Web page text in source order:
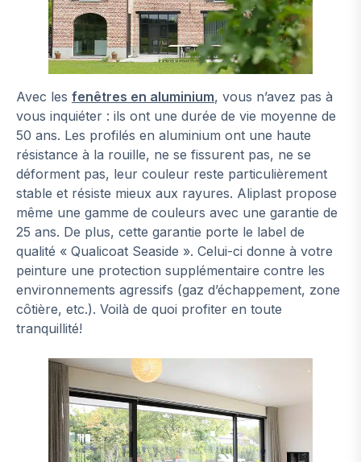
Avec les fenêtres en aluminium, vous n’avez pas à
vous inquiéter : ils ont une durée de vie moyenne de
50 ans. Les profilés en aluminium ont une haute
résistance à la rouille, ne se fissurent pas, ne se
déforment pas, leur couleur reste particulièrement
stable et résiste mieux aux rayures. Aliplast propose
même une gamme de couleurs avec une garantie de
25 ans. De plus, cette garantie porte le label de
qualité « Qualicoat Seaside ». Celui-ci donne à votre
peinture une protection supplémentaire contre les
environnements agressifs (gaz d’échappement, zone
côtière, etc.). Voilà de quoi profiter en toute
tranquillité!